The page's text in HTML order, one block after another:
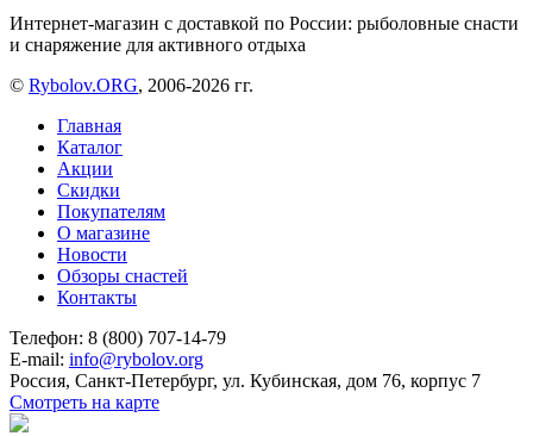
Интернет-магазин с доставкой по России: рыболовные снасти
и снаряжение для активного отдыха
© Rybolov.ORG, 2006-2026 гг.
Главная
Каталог
Акции
Скидки
Покупателям
О магазине
Новости
Обзоры снастей
Контакты
Телефон: 8 (800) 707-14-79
E-mail: info@rybolov.org
Россия, Санкт-Петербург, ул. Кубинская, дом 76, корпус 7
Смотреть на карте